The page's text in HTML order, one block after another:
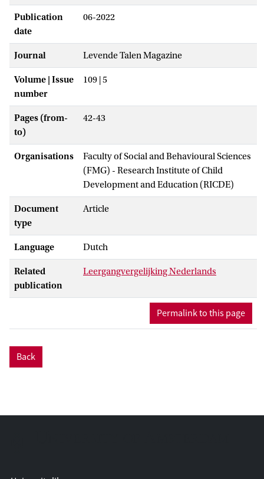
Publication
date
06-2022
Journal Levende Talen Magazine
Volume | Issue
number
109 | 5
Pages (from-
to)
42-43
Organisations
Faculty of Social and Behavioural Sciences
(FMG) - Research Institute of Child
Development and Education (RICDE)
Document
type
Article
Language Dutch
Related
publication
Leergangvergelijking Nederlands
Permalink to this page
Back